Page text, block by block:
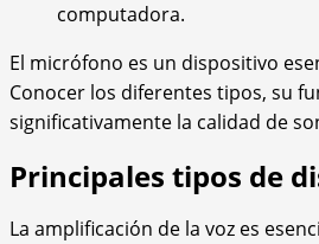
computadora.
El micrófono es un dispositivo
Conocer los diferentes tipos, su
significativamente la calidad de
Principales tipos de
La amplificación de la voz es